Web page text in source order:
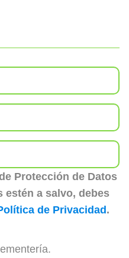
Protección de Datos
estén a salvo, debes
de Privacidad.